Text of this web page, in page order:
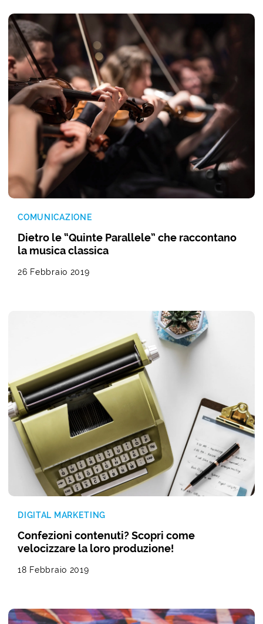
COMUNICAZIONE
Dietro le “Quinte Parallele” che raccontano
la musica classica
26 Febbraio 2019
DIGITAL MARKETING
Confezioni contenuti? Scopri come
velocizzare la loro produzione!
18 Febbraio 2019